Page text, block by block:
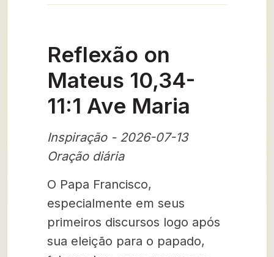
Reflexão on
Mateus 10,34-
11:1 Ave Maria
Inspiração - 2026-07-13
Oração diária
O Papa Francisco,
especialmente em seus
primeiros discursos logo após
sua eleição para o papado,